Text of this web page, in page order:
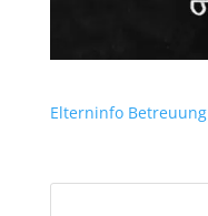
Elterninfo Betreuung